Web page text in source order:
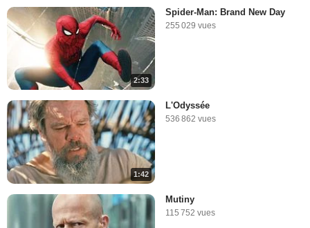
2:33
Spider-Man: Brand New Day
255 029 vues
1:42
L'Odyssée
536 862 vues
Mutiny
115 752 vues